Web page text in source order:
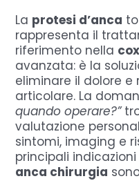
La protesi d’anca
rappresenta il
riferimento nella
avanzata: è la
eliminare il dolore e
articolare. La
quando operare?”
valutazione
sintomi, imaging e
principali indicazioni
anca chirurgia